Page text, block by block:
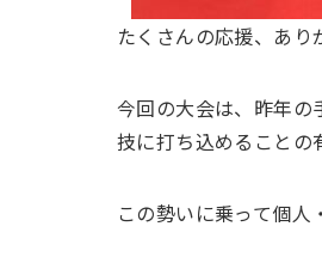
たくさんの応援、あり
今回の大会は、昨年の
技に打ち込めることの
この勢いに乗って個人